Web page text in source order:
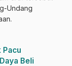
Undang
Pacu
Beli